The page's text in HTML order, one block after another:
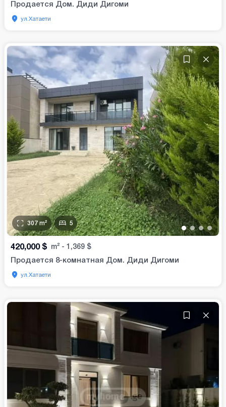
Продается Дом. Диди Дигоми
ул.Хатаети
••••
307 m² 5
420,000 $ m² - 1,369 $
Продается 8-комнатная Дом. Диди Дигоми
ул.Хатаети